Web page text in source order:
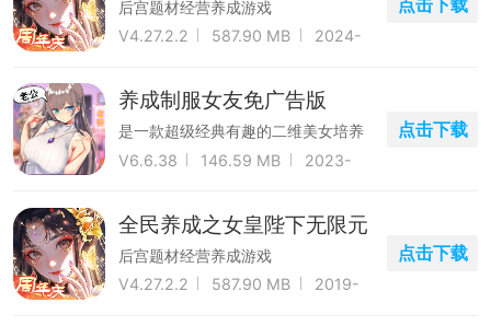
后宫题材经营养成游戏
V4.27.2.2
587.90 MB
2024-
点击下载
养成制服女友免广告版
是一款超级经典有趣的二维美女培养
游戏
V6.6.38 146.59 MB
2023-
点击下载
全民养成之女皇陛下无限元
宝版
后宫题材经营养成游戏
V4.27.2.2
587.90 MB
2019-
点击下载